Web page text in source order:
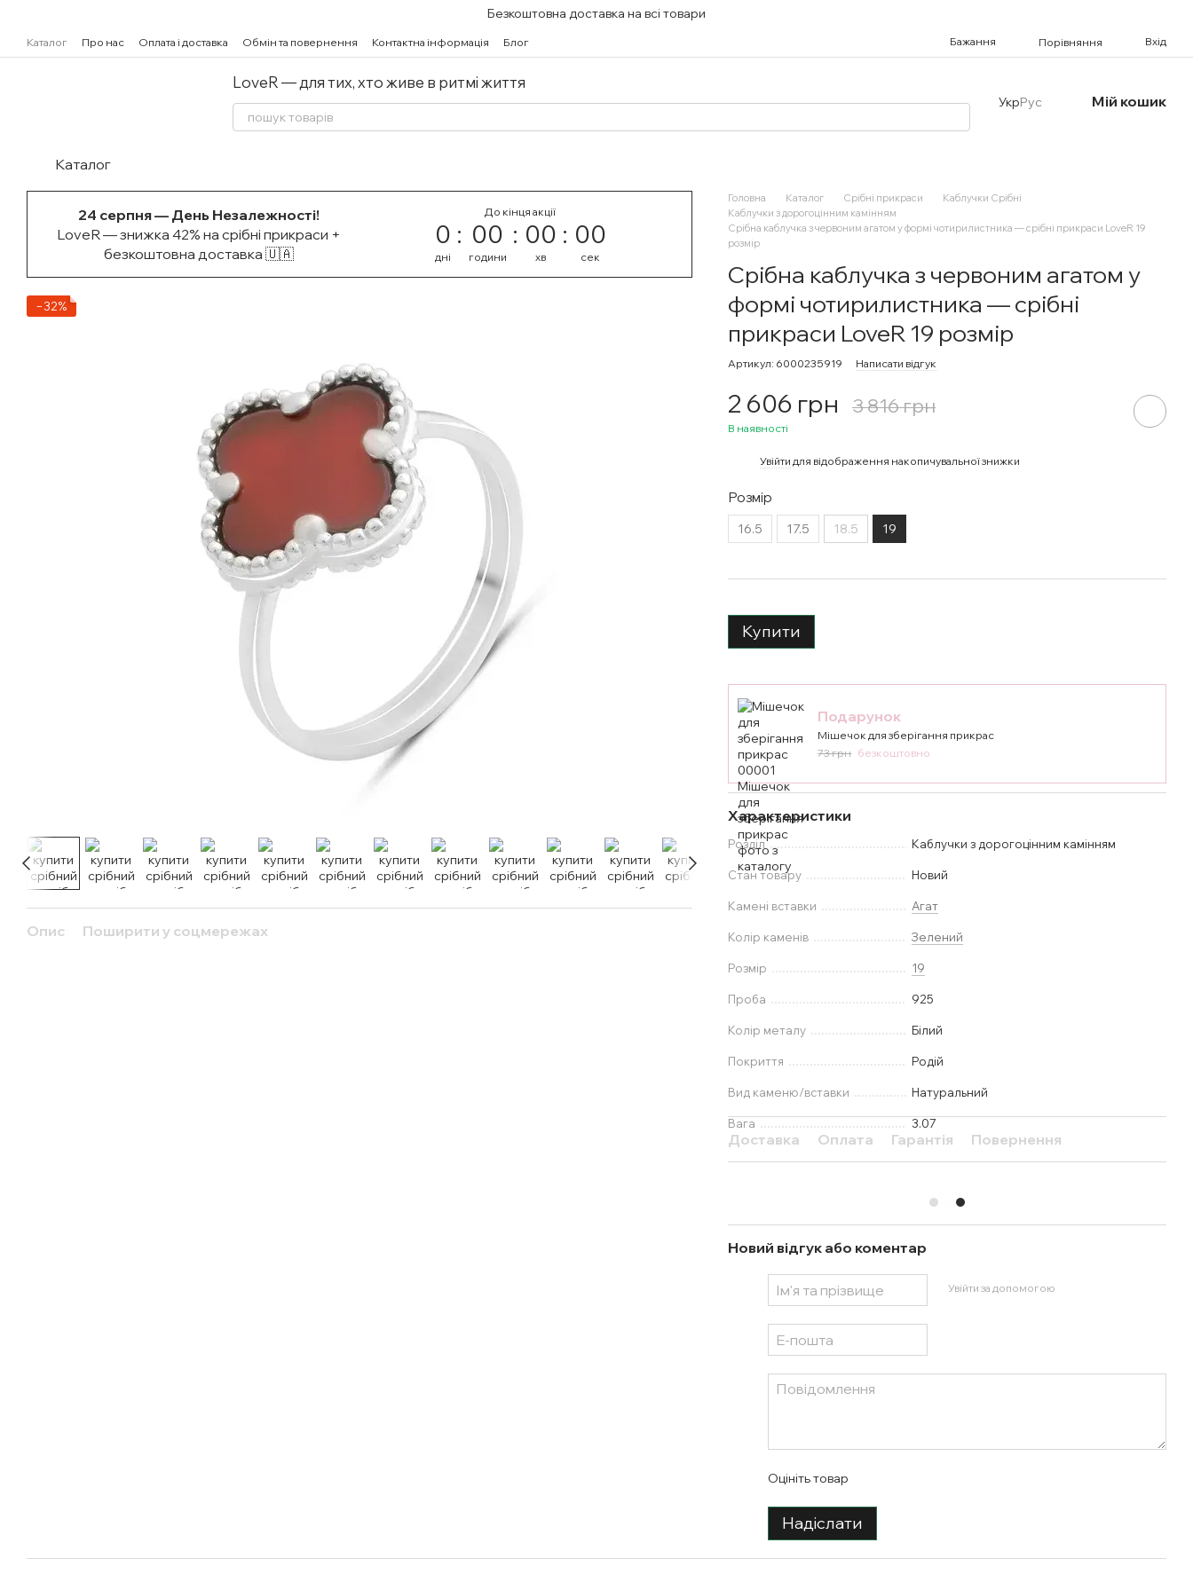
Безкоштовна доставка на всі товари
Каталог Про нас Оплата і доставка Обмін та повернення Контактна інформація Блог Бажання Порівняння Вхід
LoveR — для тих, хто живе в ритмі життя
УкрРус Мій кошик
Каталог
24 серпня — День Незалежності!
LoveR — знижка 42% на срібні прикраси +
безкоштовна доставка 🇺🇦
До кінця акції
0
дні
00
години
00
хв
00
сек
−32%
Опис Поширити у соцмережах
Головна Каталог Срібні прикраси
Каблучки Срібні
Каблучки з дорогоцінним камінням
Срібна каблучка з червоним агатом у формі чотирилистника — срібні прикраси LoveR 19
розмір
Срібна каблучка з червоним агатом у
формі чотирилистника — срібні
прикраси LoveR 19 розмір
Артикул: 6000235919 Написати відгук
2 606 грн 3 816 грн
В наявності
Увійти для відображення накопичувальної знижки
Розмір
16.5 17.5 18.5 19
Купити
Подарунок
Мішечок для зберігання прикрас
73 грн безкоштовно
Характеристики
Розділ Каблучки з дорогоцінним камінням
Стан товару Новий
Камені вставки Агат
Колір каменів Зелений
Розмір 19
Проба 925
Колір металу Білий
Покриття Родій
Вид каменю/вставки Натуральний
Вага 3.07
Доставка Оплата Гарантія Повернення
Новий відгук або коментар
Увійти за допомогою
Оцініть товар
Надіслати